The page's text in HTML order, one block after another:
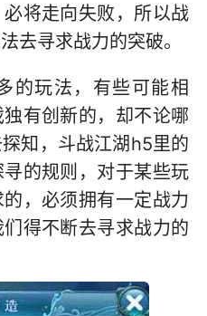
将走向失败，所以战
去寻求战力的突破。
的玩法，有些可能相
有创新的，却不论哪
知，斗战江湖h5里的
的规则，对于某些玩
，必须拥有一定战力
得不断去寻求战力的